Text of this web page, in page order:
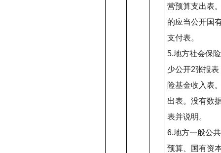
营预算支出表
的应当公开国
支付表。
5.地方社会保
少公开2张报表
险基金收入表
出表。没有数
表并说明。
6.地方一般公
预算、国有资